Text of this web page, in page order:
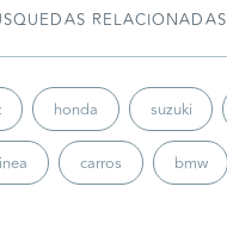
RELACIONADAS
honda suzuki
carros bmw